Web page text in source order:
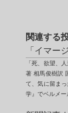
関連する
「イマー
「死、欲望、
著 相馬俊樹訳
て、気に留ま
学』でベルメ